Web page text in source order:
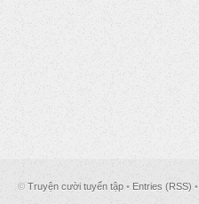
© Truyện cười tuyển tập • Entries (RSS) •